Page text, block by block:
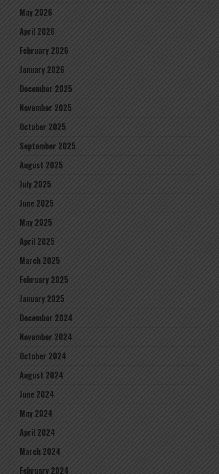
May 2026
April 2026
February 2026
January 2026
December 2025
November 2025
October 2025
September 2025
August 2025
July 2025
June 2025
May 2025
April 2025
March 2025
February 2025
January 2025
December 2024
November 2024
October 2024
August 2024
June 2024
May 2024
April 2024
March 2024
February 2024